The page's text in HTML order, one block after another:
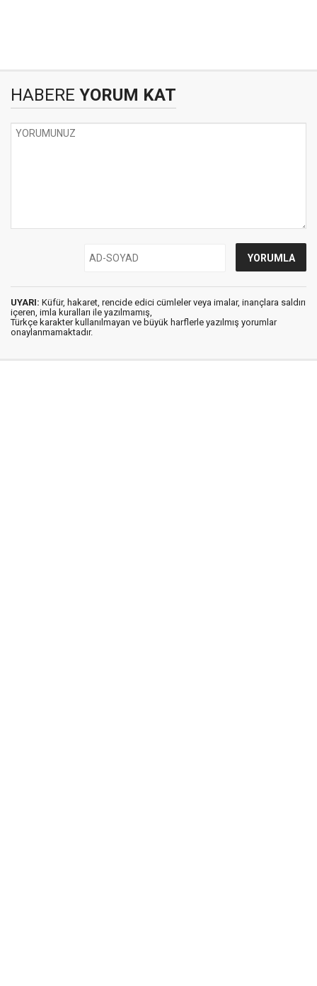
HABERE YORUM KAT
UYARI: Küfür, hakaret, rencide edici cümleler veya imalar, inançlara saldırı
içeren, imla kuralları ile yazılmamış,
Türkçe karakter kullanılmayan ve büyük harflerle yazılmış yorumlar
onaylanmamaktadır.